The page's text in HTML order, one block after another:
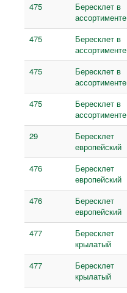
475
Бересклет в
ассортименте
475
Бересклет в
ассортименте
475
Бересклет в
ассортименте
475
Бересклет в
ассортименте
29
Бересклет
европейский
476
Бересклет
европейский
476
Бересклет
европейский
477
Бересклет
крылатый
477
Бересклет
крылатый